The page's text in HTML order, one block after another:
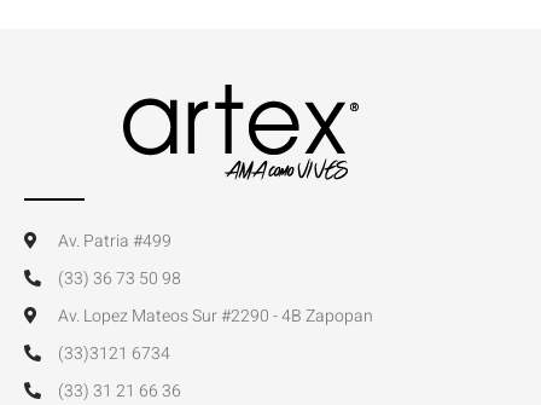
Av. Patria #499
(33) 36 73 50 98
Av. Lopez Mateos Sur #2290 - 4B Zapopan
(33)3121 6734
(33) 31 21 66 36